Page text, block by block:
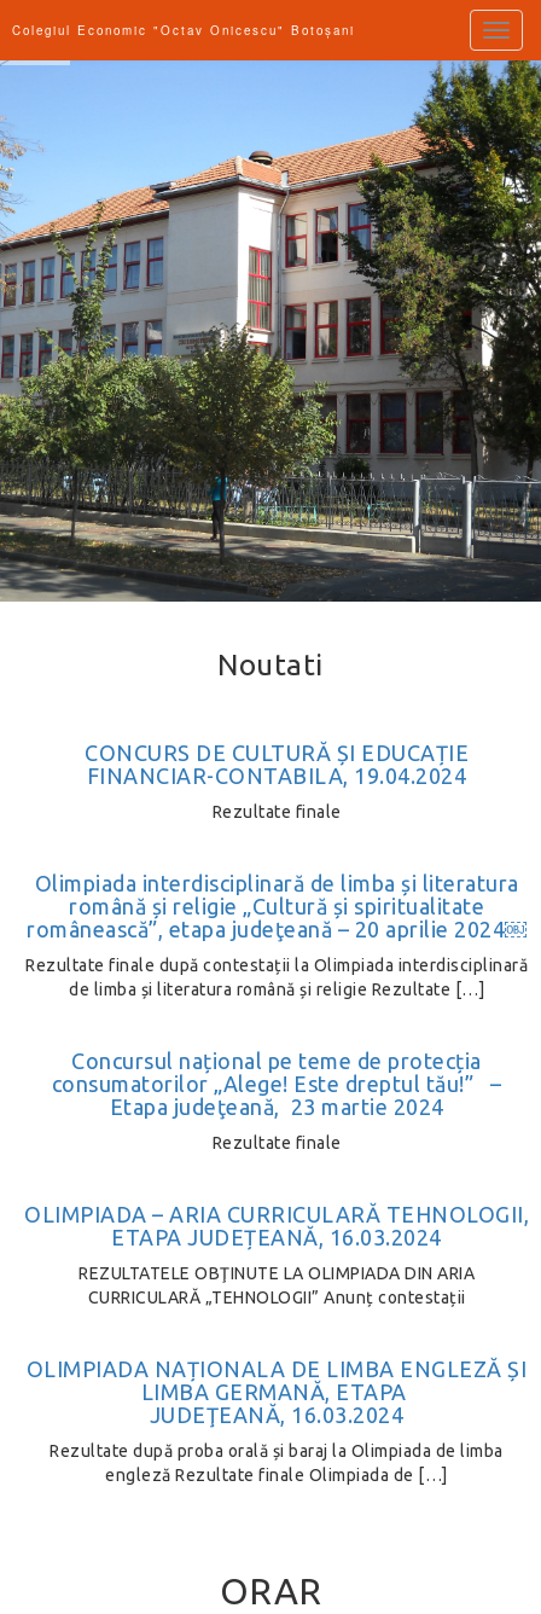
Toggle
Colegiul Economic "Octav Onicescu" Botoșani
Noutati
CONCURS DE CULTURĂ ȘI EDUCAȚIE
FINANCIAR-CONTABILA, 19.04.2024
Rezultate finale
Olimpiada interdisciplinară de limba și literatura
română și religie „Cultură și spiritualitate
românească”, etapa judeţeană – 20 aprilie 2024￼
Rezultate finale după contestații la Olimpiada interdisciplinară
de limba și literatura română și religie Rezultate […]
Concursul național pe teme de protecția
consumatorilor „Alege! Este dreptul tău!” –
Etapa judeţeană, 23 martie 2024
Rezultate finale
OLIMPIADA – ARIA CURRICULARĂ TEHNOLOGII,
ETAPA JUDEȚEANĂ, 16.03.2024
REZULTATELE OBŢINUTE LA OLIMPIADA DIN ARIA
CURRICULARĂ „TEHNOLOGII” Anunț contestații
OLIMPIADA NAȚIONALA DE LIMBA ENGLEZĂ ȘI
LIMBA GERMANĂ, ETAPA
JUDEŢEANĂ, 16.03.2024
Rezultate după proba orală și baraj la Olimpiada de limba
engleză Rezultate finale Olimpiada de […]
ORAR